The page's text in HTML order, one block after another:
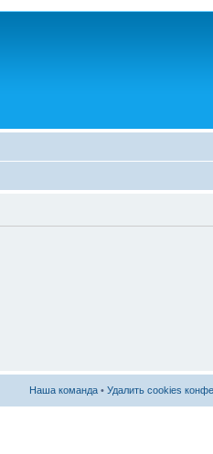
Наша команда • Удалить cookies